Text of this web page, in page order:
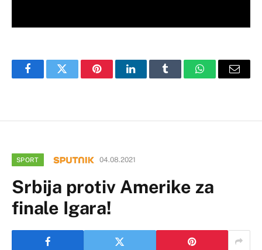
FacebookTwitter PinterestLinkedInTumblr WhatsAppEmail
SPORT 04.08.2021
Srbija protiv Amerike za
finale Igara!